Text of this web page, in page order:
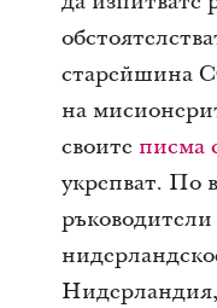
старейшина
на
своите писма
укрепват. По
ръководители